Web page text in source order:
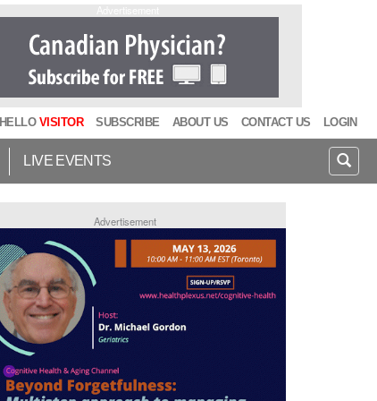
HELLO VISITOR SUBSCRIBE ABOUT US CONTACT US LOGIN
LIVE EVENTS
Advertisement